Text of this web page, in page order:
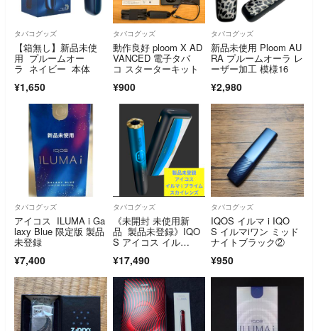
タバコグッズ
【箱無し】新品未使
用 プルームオー
ラ ネイビー 本体
¥1,650
タバコグッズ
動作良好 ploom X AD
VANCED 電子タバ
コ スターターキット
¥900
タバコグッズ
新品未使用 Ploom AU
RA プルームオーラ レ
ーザー加工 模様16
¥2,980
タバコグッズ
アイコス ILUMA i Ga
laxy Blue 限定版 製品
未登録
¥7,400
タバコグッズ
《未開封 未使用新
品 製品未登録》IQO
S アイコス イル
NS スカイレンズ モデ
ル★日本発売版
¥17,490
タバコグッズ
IQOS イルマ i IQO
S イルマiワン ミッド
ナイトブラック②
¥950